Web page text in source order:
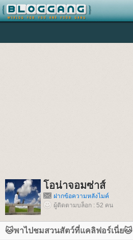
อน่าจอมซ่าส์
ฝากข้อความหลังไมค์
ผู้ติดตามบล็อก : 52 คน
🐱พาไปชมสวนสัตว์ที่แคลิฟอร์เนี่ย🐱